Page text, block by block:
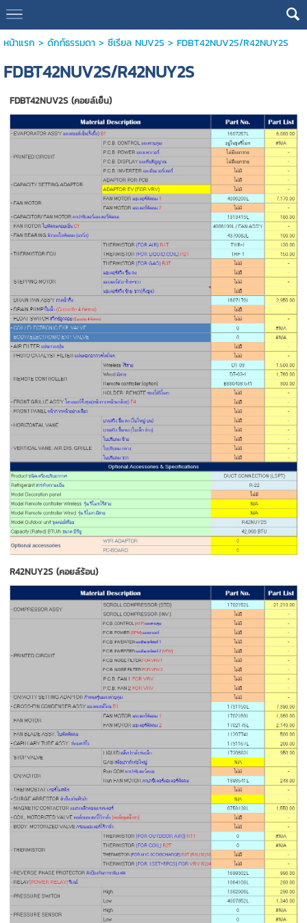
หน้าแรก > ดักท์ธรรมดา> ซีเรียล NUV2S> FDBT42NUV2S/R42NUY2S
FDBT42NUV2S/R42NUY2S
FDBT42NUV2S (คอยล์เย็น)
R42NUY2S (คอยล์ร้อน)